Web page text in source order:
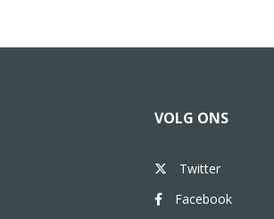
VOLG ONS
Twitter
Facebook